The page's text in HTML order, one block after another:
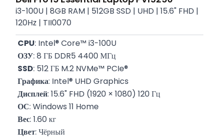
i3-100U | 8GB RAM | 512GB SSD | UHD | 15.6" FHD |
120Hz | TII0070
CPU: Intel® Core™ i3-100U
ОЗУ: 8 ГБ DDR5 4400 МГц
SSD: 512 ГБ M.2 NVMe™ PCIe®
Графика: Intel® UHD Graphics
Дисплей: 15.6" FHD (1920 × 1080) 120 Гц
ОС: Windows 11 Home
Вес: 1.60 кг
Цвет: Чёрный